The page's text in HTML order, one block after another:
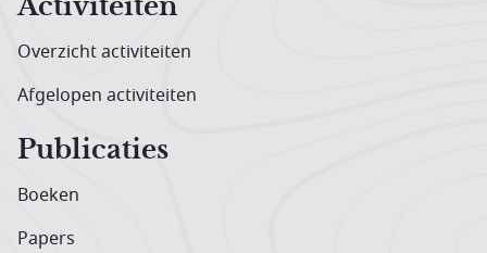
Overzicht activiteiten
Afgelopen activiteiten
Publicaties
Boeken
Papers